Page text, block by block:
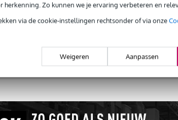
herkenning. Zo kunnen we je ervaring verbeteren en
via de cookie-instellingen rechtsonder of via onze
Weigeren Aanpassen
Productinformatie
jaar Bax Music garantie
prijs-garantie
Gratis
Gratis CO2-